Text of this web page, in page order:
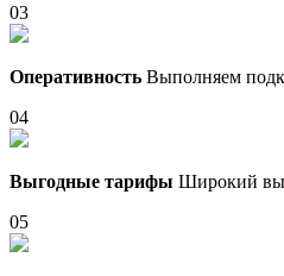
03
Оперативность Выполняем
04
Выгодные тарифы Широкий
05